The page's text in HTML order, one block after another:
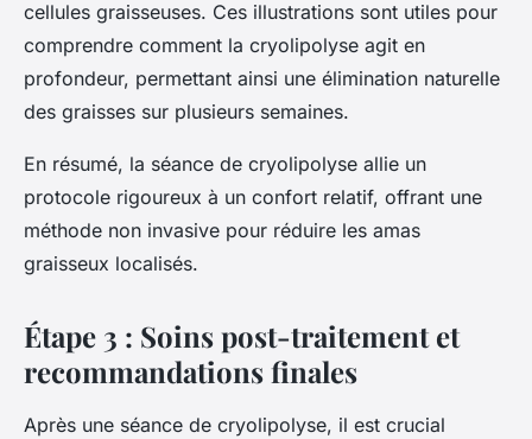
cellules graisseuses. Ces illustrations sont utiles pour
comprendre comment la cryolipolyse agit en
profondeur, permettant ainsi une élimination naturelle
des graisses sur plusieurs semaines.
En résumé, la séance de cryolipolyse allie un
protocole rigoureux à un confort relatif, offrant une
méthode non invasive pour réduire les amas
graisseux localisés.
Étape 3 : Soins post-traitement et
recommandations finales
Après une séance de cryolipolyse, il est crucial